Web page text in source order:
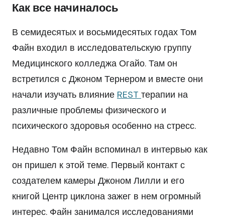
Как все начиналось
В семидесятых и восьмидесятых годах Том
Файн входил в исследовательскую группу
Медицинского колледжа Огайо. Там он
встретился с Джоном Тернером и вместе они
начали изучать влияние REST терапии на
различные проблемы физического и
психического здоровья особенно на стресс.
Недавно Том Файн вспоминал в интервью как
он пришел к этой теме. Первый контакт с
создателем камеры Джоном Лилли и его
книгой Центр циклона зажег в нем огромный
интерес. Файн занимался исследованиями